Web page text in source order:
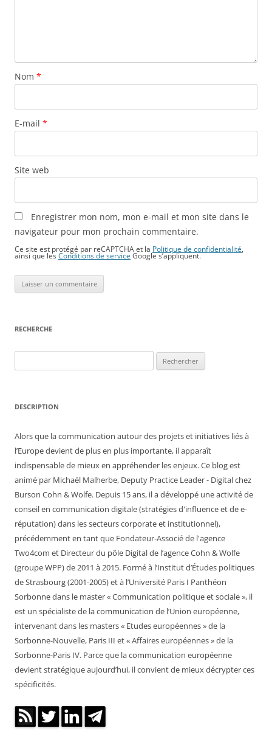
Nom *
E-mail *
Site web
Enregistrer mon nom, mon e-mail et mon site dans le
navigateur pour mon prochain commentaire.
Ce site est protégé par reCAPTCHA et la Politique de confidentialité
ainsi que lesConditions de service Google s’appliquent.
RECHERCHE
DESCRIPTION
Alors que la communication autour des projets et initiatives liés à
l’Europe devient de plus en plus importante, il apparaît
indispensable de mieux en appréhender les enjeux. Ce blog est
animé par Michaël Malherbe, Deputy Practice Leader - Digital chez
Burson Cohn & Wolfe. Depuis 15 ans, il a développé une activité de
conseil en communication digitale (stratégies d'influence et de e-
réputation) dans les secteurs corporate et institutionnel),
précédemment en tant que Fondateur-Associé de l'agence
Two4com et Directeur du pôle Digital de l’agence Cohn & Wolfe
(groupe WPP) de 2011 à 2015. Formé à l’Institut d’Études politiques
de Strasbourg (2001-2005) et à l’Université Paris I Panthéon
Sorbonne dans le master « Communication politique et sociale », il
est un spécialiste de la communication de l’Union européenne,
intervenant dans les masters « Etudes européennes » de la
Sorbonne-Nouvelle, Paris III et « Affaires européennes » de la
Sorbonne-Paris IV. Parce que la communication européenne
devient stratégique aujourd’hui, il convient de mieux décrypter ces
spécificités.